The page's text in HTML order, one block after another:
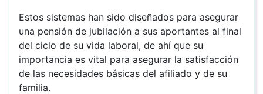
Estos sistemas han sido diseñados para asegurar
una pensión de jubilación a sus aportantes al final
del ciclo de su vida laboral, de ahí que su
importancia es vital para asegurar la satisfacción
de las necesidades básicas del afiliado y de su
familia.